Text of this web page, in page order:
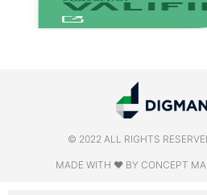
© 2022 ALL RIGHTS
MADE WITH ❤ BY CONCEPT